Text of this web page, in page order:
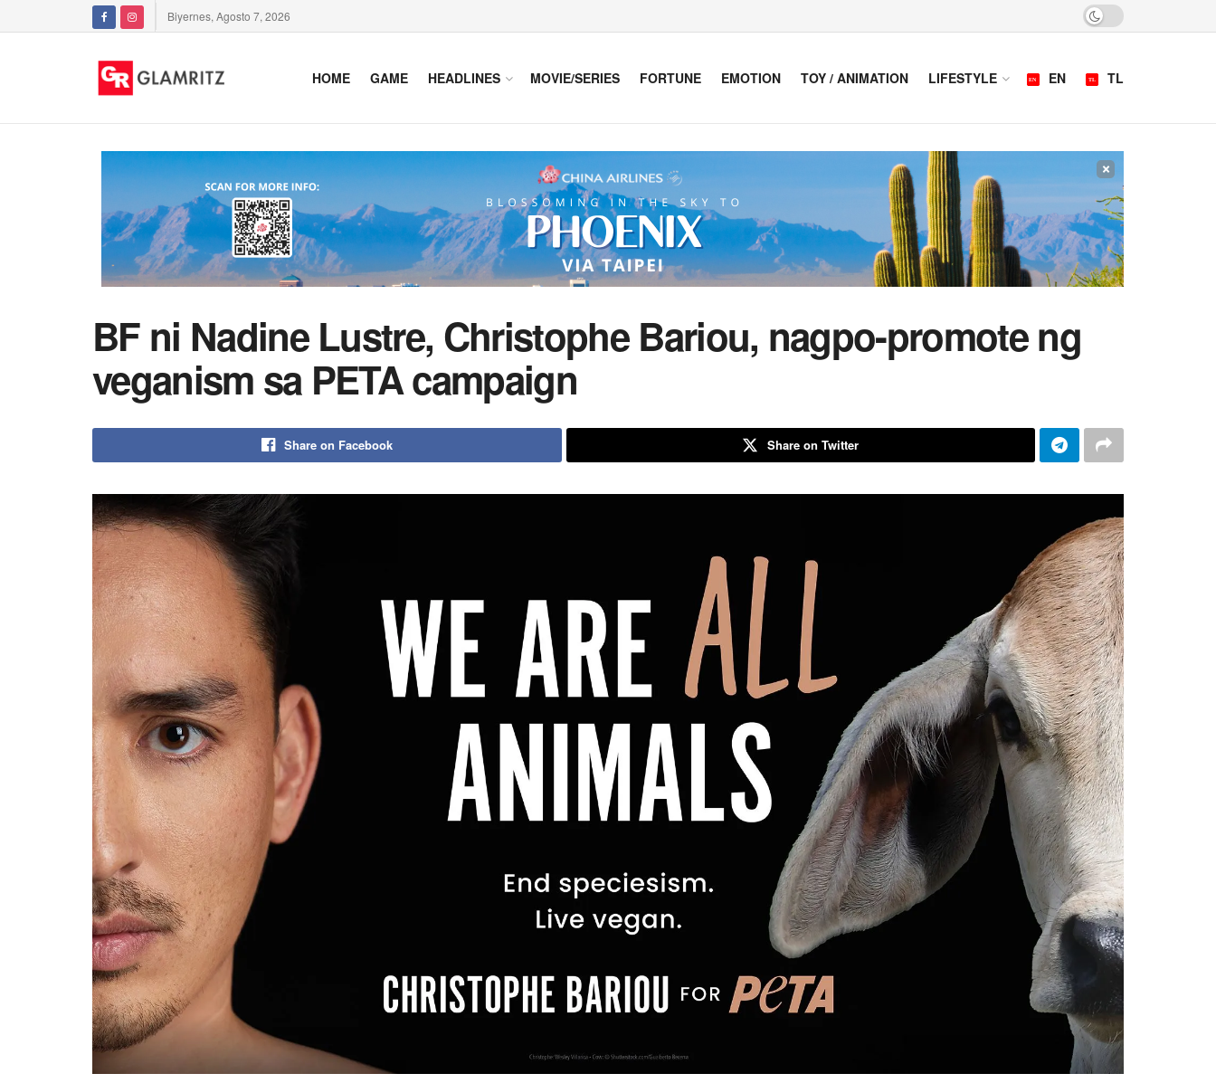
Biyernes, Agosto 7, 2026
HOME GAME HEADLINES MOVIE/SERIES FORTUNE EMOTION TOY / ANIMATION LIFESTYLE EN TL
×
BF ni Nadine Lustre, Christophe Bariou, nagpo-promote ng
veganism sa PETA campaign
Share on Facebook Share on Twitter